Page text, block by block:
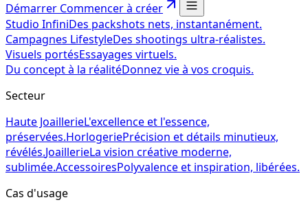
Démarrer Commencer à créer
Studio InfiniDes packshots nets, instantanément.
Campagnes LifestyleDes shootings ultra-réalistes.
Visuels portésEssayages virtuels.
Du concept à la réalitéDonnez vie à vos croquis.
Secteur
Haute JoaillerieL'excellence et l'essence,
préservées.HorlogeriePrécision et détails minutieux,
révélés.JoaillerieLa vision créative moderne,
sublimée.AccessoiresPolyvalence et inspiration, libérées.
Cas d'usage